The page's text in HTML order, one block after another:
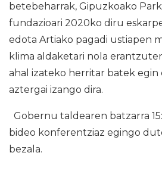
betebeharrak, Gipuzkoako
fundazioari 2020ko diru
edota Artiako pagadi ustiapen
klima aldaketari nola
ahal izateko herritar batek egin
aztergai izango dira.
Gobernu taldearen batzarra
bideo konferentziaz egingo
bezala.